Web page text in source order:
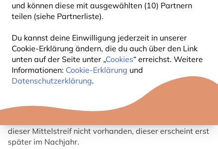
und können diese mit ausgewählten (10) Partnern
teilen (siehe Partnerliste).
Du kannst deine Einwilligung jederzeit in unserer
Cookie-Erklärung ändern, die du auch über den Link
unten auf der Seite unter „Cookies“ erreichst. Weitere
Informationen: Cookie-Erklärung und
Datenschutzerklärung.
KURZBESCHREIBUNG KOHLMEISE
Die Kohlmeise hat einen auffälligen schwarzen Kopf
mit weissen Wangen.
Die Unterseite ist gelb mit einem breiten, schwarzen
Mittelstreif beim Männchen und einem deutlich
dieser Mittelstreif nicht vorhanden, dieser erscheint erst
später im Nachjahr.